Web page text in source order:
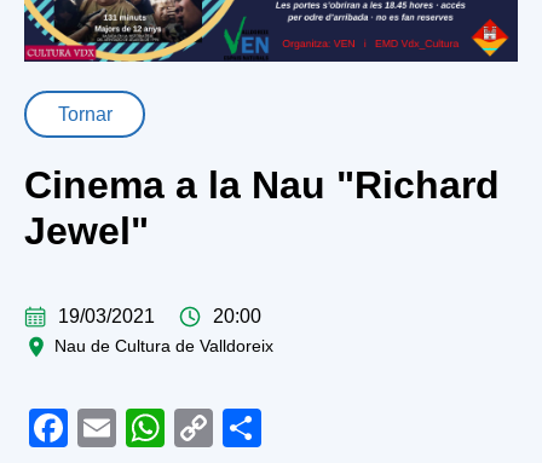
Tornar
Cinema a la Nau "Richard
Jewel"
19/03/2021 20:00
Nau de Cultura de Valldoreix
Facebook
EmailWhatsApp
Copy